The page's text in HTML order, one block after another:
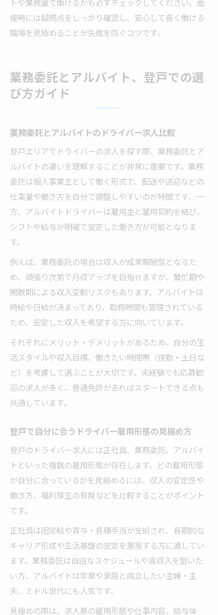
トや業務量で働けるかも必ずチェックしてください。面
接時には疑問点をしっかり確認し、安心して長く働ける
職場を見極めることが失敗を防ぐコツです。
業務委託とアルバイト、登戸での選
び方ガイド
業務委託とアルバイトのドライバー求人比較
登戸エリアでドライバーの求人を探す際、業務委託とア
ルバイトの違いを理解することが非常に重要です。業務
委託は個人事業主として働く形式で、配送や送迎などの
仕事量や働き方を自分で調整しやすいのが特徴です。一
方、アルバイトドライバーは雇用主と雇用契約を結び、
シフトや給与が明確で安定した働き方が可能となりま
す。
例えば、業務委託の場合は収入が成果報酬型となるた
め、頑張り次第で月収アップを目指せますが、繁忙期や
閑散期による収入変動リスクもあります。アルバイトは
時給や日給が決まっており、勤務時間も管理されている
ため、安定した収入を希望する方に向いています。
それぞれにメリット・デメリットがあるため、自分の生
活スタイルや収入目標、働きたい時間帯（夜勤・土日な
ど）を考慮して選ぶことが大切です。未経験でも応募歓
迎の求人が多く、普通免許があればスタートできる点も
共通しています。
登戸で自分に合うドライバー雇用形態の見極め方
登戸のドライバー求人には正社員、業務委託、アルバイ
トといった複数の雇用形態が存在します。どの雇用形態
が自分に合っているかを見極めるには、収入の安定性や
働き方、福利厚生の有無などを比較することがポイント
です。
正社員は固定給や賞与・各種手当が支給され、長期的な
キャリア形成や生活基盤の安定を重視する方に適してい
ます。業務委託は自由なスケジュールや高収入を狙いた
い方、アルバイトは学業や家庭と両立したい主婦・主
夫、ミドル世代にも人気です。
見極めの際は、求人票の雇用形態や仕事内容、給与体